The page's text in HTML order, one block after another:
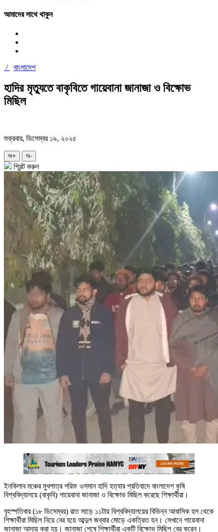
আমাদের সাথে থাকুন
/ বাংলাদেশ
হাদির মৃত্যুতে বাকৃবিতে গায়েবানা জানাজা ও বিক্ষোভ
মিছিল
শুক্রবার, ডিসেম্বর ১৯, ২০২৫
অ+ অ-
প্রিন্ট করুন
ইনকিলাব মঞ্চের মুখপাত্র শরিফ ওসমান হাদি হত্যার প্রতিবাদে বাংলাদেশ কৃষি
বিশ্ববিদ্যালয়ে (বাকৃবি) গায়েবানা জানাজা ও বিক্ষোভ মিছিল করেছে শিক্ষার্থীরা।
বৃহস্পতিবার (১৮ ডিসেম্বর) রাত সাড়ে ১১টায় বিশ্ববিদ্যালয়ের বিভিন্ন আবাসিক হল থেকে
শিক্ষার্থীরা মিছিল নিয়ে বের হয়ে আব্দুল জব্বার মোড়ে একত্রিত হন। সেখানে গায়েবানা
জানাজা আদায় করা হয়। জানাজা শেষে শিক্ষার্থীরা একটি বিক্ষোভ মিছিল বের করেন।